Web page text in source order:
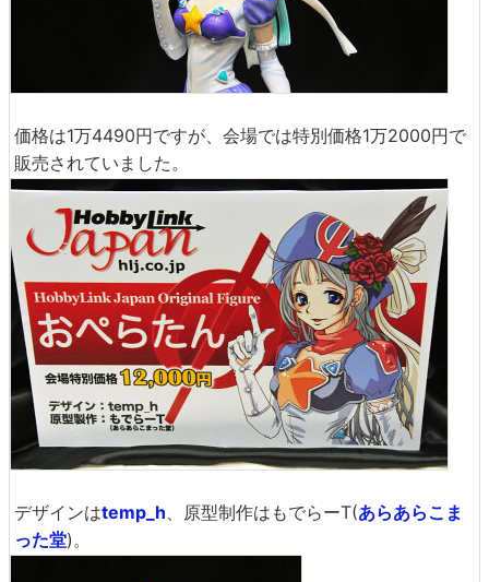
価格は1万4490円ですが、会場では特別価格1万2000円で
販売されていました。
デザインはtemp_h、原型制作はもでらーT(あらあらこま
った堂)。